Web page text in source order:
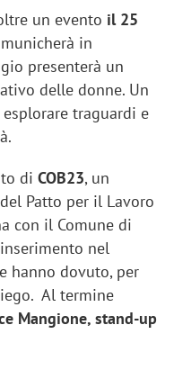
un evento il 25
in
presenterà un
delle donne. Un
traguardi e
di COB23, un
Patto per il Lavoro
con il Comune di
nel
hanno dovuto, per
Al termine
Mangione, stand-up